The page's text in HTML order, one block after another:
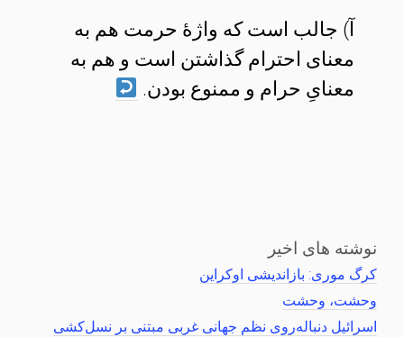
آ) جالب است که واژهٔ حرمت هم به
معنای احترام گذاشتن است و هم به
معنایِ حرام و ممنوع بودن.
نوشته های اخیر
کرگ موری: بازاندیشی اوکراین
وحشت، وحشت
اسرائیل دنباله‌روی نظم جهانی غربی مبتنی بر نسل‌کشی